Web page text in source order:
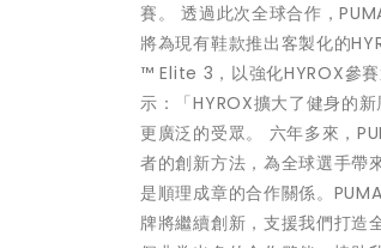
賽。 透過此次全球合作，
將為現有鞋款推出客製化的
™ Elite 3，以強化HYROX參
示：「HYROX擴大了健身的
更廣泛的受眾。 六年多來，
者的創新方法，為全球選手
是順理成章的合作關係。
牌將繼續創新，支援我們打造